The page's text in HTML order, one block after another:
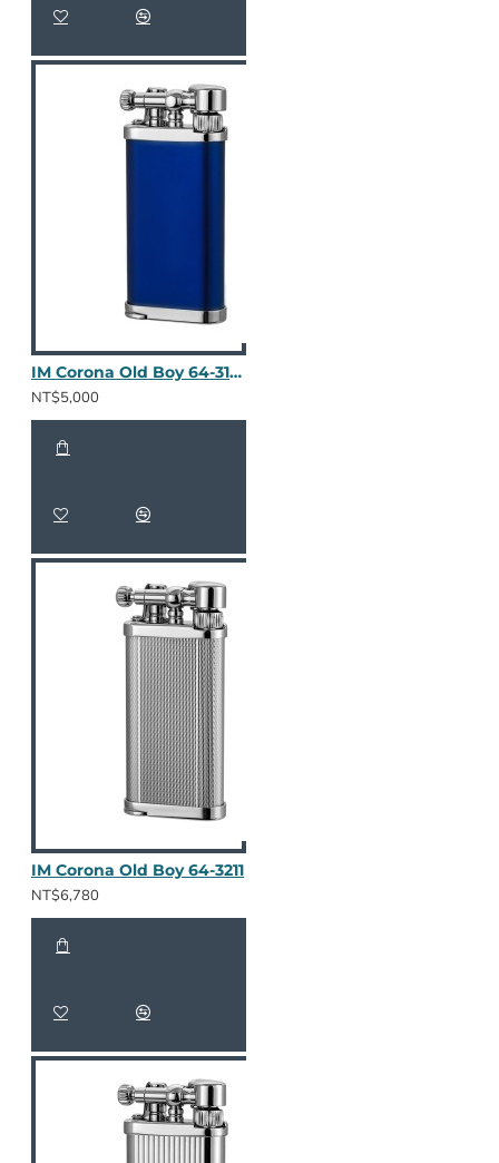
IM Corona Old Boy 64-3109
NT$5,000
IM Corona Old Boy 64-3211
NT$6,780